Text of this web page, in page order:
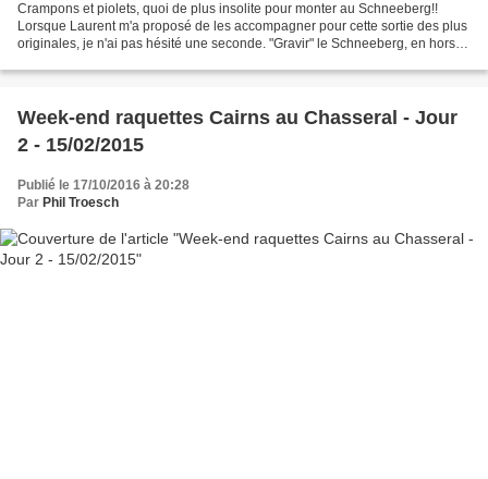
Crampons et piolets, quoi de plus insolite pour monter au Schneeberg!!
Lorsque Laurent m'a proposé de les accompagner pour cette sortie des plus
originales, je n'ai pas hésité une seconde. "Gravir" le Schneeberg, en hors
Week-end raquettes Cairns au Chasseral - Jour
2 - 15/02/2015
Publié le 17/10/2016 à 20:28
Par Phil Troesch